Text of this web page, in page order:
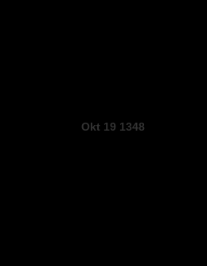
Okt 19 1348